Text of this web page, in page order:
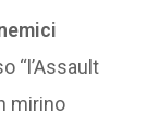
“l’Assault
mirino